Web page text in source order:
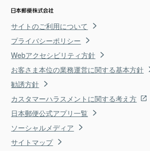
サイトのご利用について
プライバシーポリシー
Webアクセシビリティ方針
お客さま本位の業務運営に関する基本方針
勧誘方針
カスタマーハラスメントに関する考え方
日本郵便公式アプリ一覧
ソーシャルメディア
サイトマップ